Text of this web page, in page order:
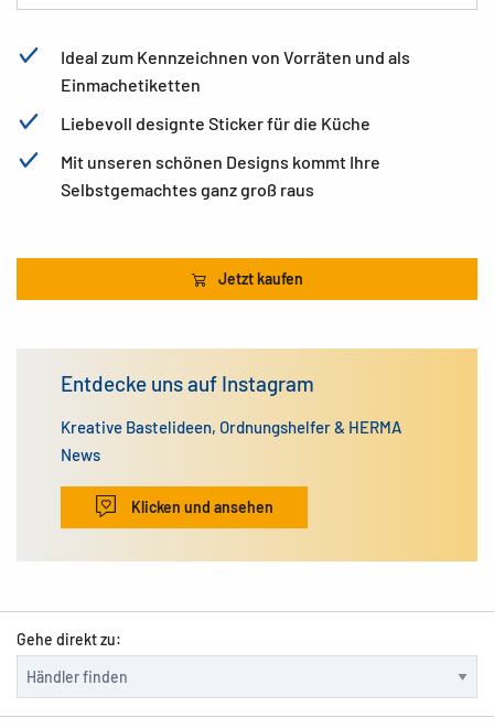
Ideal zum Kennzeichnen von Vorräten und als
Einmachetiketten
Liebevoll designte Sticker für die Küche
Mit unseren schönen Designs kommt Ihre
Selbstgemachtes ganz groß raus
Jetzt kaufen
Entdecke uns auf Instagram
Kreative Bastelideen, Ordnungshelfer & HERMA
News
Klicken und ansehen
Gehe direkt zu: